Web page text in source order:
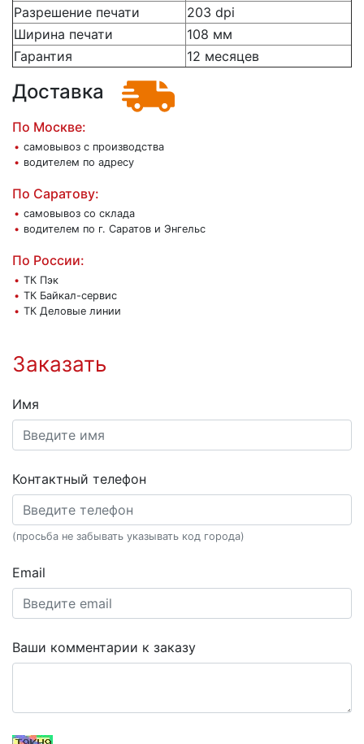
Разрешение печати
203 dpi
Ширина печати
108 мм
Гарантия
12 месяцев
Доставка
По Москве:
самовывоз с производства
водителем по адресу
По Саратову:
самовывоз со склада
водителем по г. Саратов и Энгельс
По России:
ТК Пэк
ТК Байкал-сервис
ТК Деловые линии
Заказать
Имя
Контактный телефон
(просьба не забывать указывать код города)
Email
Ваши комментарии к заказу